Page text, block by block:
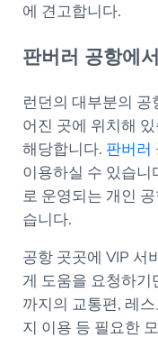
에 견고합니다.
판버러 공항에
런던의 대부분의
어진 곳에 위치해
해당합니다. 판버러
이용하실 수 있습니
로 운영되는 개인
습니다.
공항 곳곳에 VIP 서
게 도움을 요청하기
까지의 교통편, 레
지 이용 등 필요한